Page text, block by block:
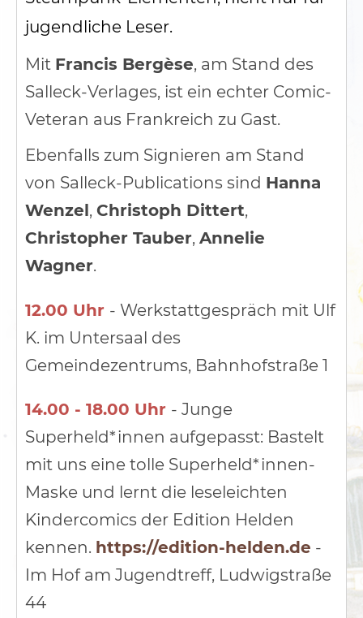
jugendliche Leser.
Mit Francis Bergèse, am Stand des
Salleck-Verlages, ist ein echter Comic-
Veteran aus Frankreich zu Gast.
Ebenfalls zum Signieren am Stand
von Salleck-Publications sind Hanna
Wenzel , Christoph Dittert,
Christopher Tauber, Annelie
Wagner.
12.00 Uhr - Werkstattgespräch mit Ulf
K. im Untersaal des
Gemeindezentrums, Bahnhofstraße 1
14.00 - 18.00 Uhr - Junge
Superheld*innen aufgepasst: Bastelt
mit uns eine tolle Superheld*innen-
Maske und lernt die leseleichten
Kindercomics der Edition Helden
kennen. https://edition-helden.de -
Im Hof am Jugendtreff, Ludwigstraße
44